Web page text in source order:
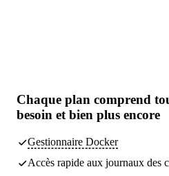
Chaque plan comprend
besoin et bien plus encore
Gestionnaire Docker
Accès rapide aux journaux des